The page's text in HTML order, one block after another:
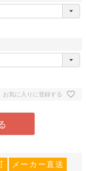
お気に入りに登録する
メーカー直送